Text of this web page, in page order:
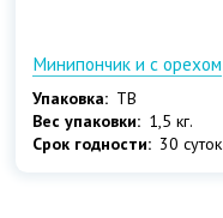
Минипончик и с орехом
Упаковка: ТВ
Вес упаковки: 1,5 кг.
Срок годности: 30 суток